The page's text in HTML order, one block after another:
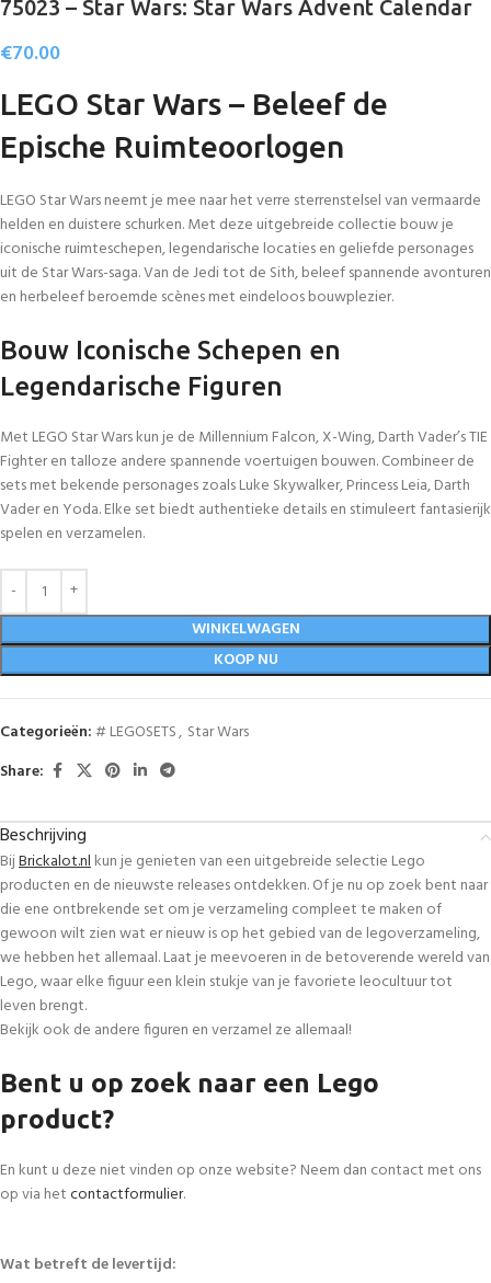
75023 – Star Wars: Star Wars Advent Calendar
€70.00
LEGO Star Wars – Beleef de
Epische Ruimteoorlogen
LEGO Star Wars neemt je mee naar het verre sterrenstelsel van vermaarde
helden en duistere schurken. Met deze uitgebreide collectie bouw je
iconische ruimteschepen, legendarische locaties en geliefde personages
uit de Star Wars-saga. Van de Jedi tot de Sith, beleef spannende avonturen
en herbeleef beroemde scènes met eindeloos bouwplezier.
Bouw Iconische Schepen en
Legendarische Figuren
Met LEGO Star Wars kun je de Millennium Falcon, X-Wing, Darth Vader’s TIE
Fighter en talloze andere spannende voertuigen bouwen. Combineer de
sets met bekende personages zoals Luke Skywalker, Princess Leia, Darth
Vader en Yoda. Elke set biedt authentieke details en stimuleert fantasierijk
spelen en verzamelen.
WINKELWAGEN
KOOP NU
Categorieën:# LEGOSETS, Star Wars
Share:
Beschrijving
BijBrickalot.nlkun je genieten van een uitgebreide selectie Lego
producten en de nieuwste releases ontdekken. Of je nu op zoek bent naar
die ene ontbrekende set om je verzameling compleet te maken of
gewoon wilt zien wat er nieuw is op het gebied van de legoverzameling,
we hebben het allemaal. Laat je meevoeren in de betoverende wereld van
Lego, waar elke figuur een klein stukje van je favoriete leocultuur tot
leven brengt.
Bekijk ook de andere figuren en verzamel ze allemaal!
Bent u op zoek naar een Lego
product?
En kunt u deze niet vinden op onze website? Neem dan contact met ons
op via hetcontactformulier.
Wat betreft de levertijd: